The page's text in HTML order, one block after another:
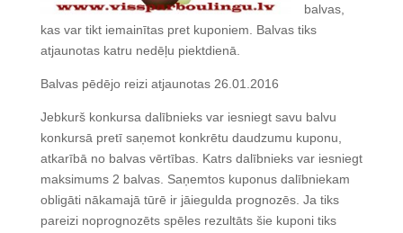
balvas,
kas var tikt iemainītas pret kuponiem. Balvas tiks
atjaunotas katru nedēļu piektdienā.
Balvas pēdējo reizi atjaunotas 26.01.2016
Jebkurš konkursa dalībnieks var iesniegt savu balvu
konkursā pretī saņemot konkrētu daudzumu kuponu,
atkarībā no balvas vērtības. Katrs dalībnieks var iesniegt
maksimums 2 balvas. Saņemtos kuponus dalībniekam
obligāti nākamajā tūrē ir jāiegulda prognozēs. Ja tiks
pareizi noprognozēts spēles rezultāts šie kuponi tiks